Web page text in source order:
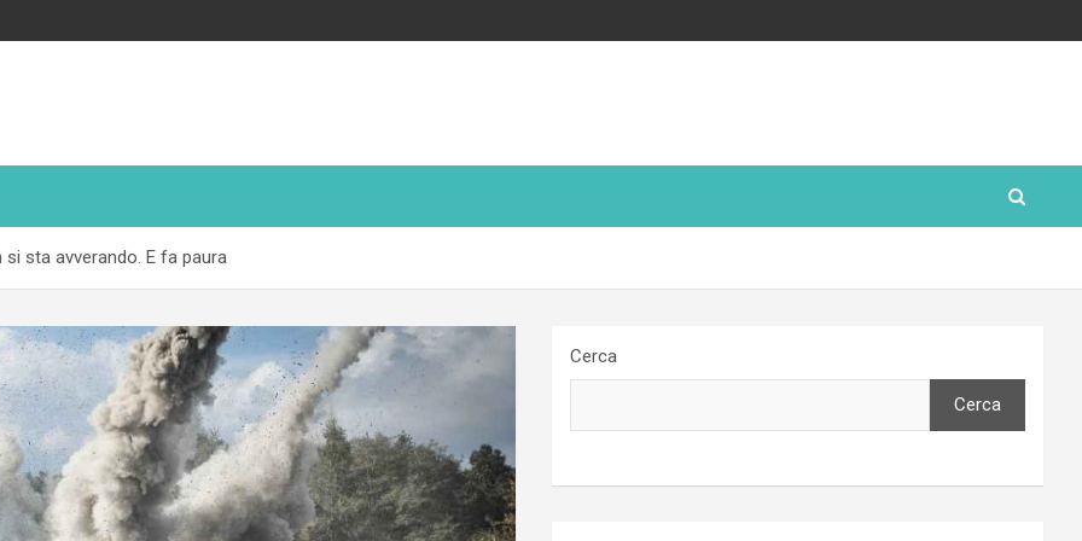
sta avverando. E fa paura
Cerca
Cerca